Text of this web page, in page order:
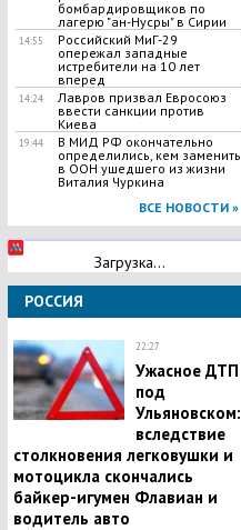
бомбардировщиков по
лагерю "ан-Нусры" в Сирии
14:55
Российский МиГ-29
опережал западные
истребители на 10 лет
вперед
14:24
Лавров призвал Евросоюз
ввести санкции против
Киева
19:44
В МИД РФ окончательно
определились, кем заменить
в ООН ушедшего из жизни
Виталия Чуркина
ВСЕ НОВОСТИ »
Загрузка...
РОССИЯ
22:27
​Ужасное ДТП
под
Ульяновском:
вследствие
столкновения легковушки и
мотоцикла скончались
байкер-игумен Флавиан и
водитель авто